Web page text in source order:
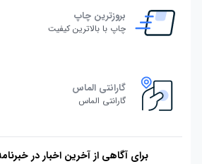
بروزترین چاپ
چاپ با بالاترین کیفیت
گارانتی الماس
گارانتی الماس
برای آگاهی از آخرین اخبار در